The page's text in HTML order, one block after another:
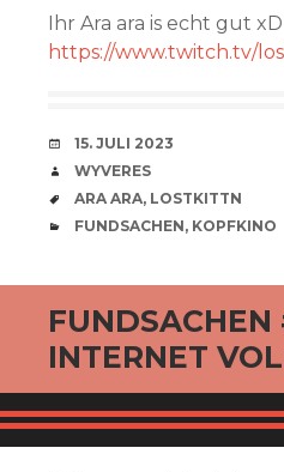
Ihr Ara ara is echt gut xD
https://www.twitch.tv/
VERABREDUNG
15. JULI 2023
VERFASSER
WYVERES
SCHLAGWÖRTER
ARA ARA, LOSTKITTN
CATEGORIES
FUNDSACHEN, KOPFKINO
FUNDSACHEN
INTERNET